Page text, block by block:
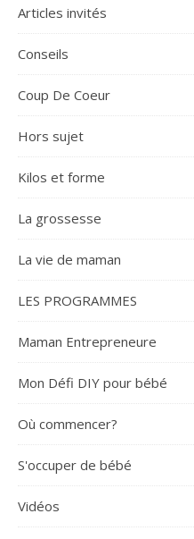
Articles invités
Conseils
Coup De Coeur
Hors sujet
Kilos et forme
La grossesse
La vie de maman
LES PROGRAMMES
Maman Entrepreneure
Mon Défi DIY pour bébé
Où commencer?
S'occuper de bébé
Vidéos